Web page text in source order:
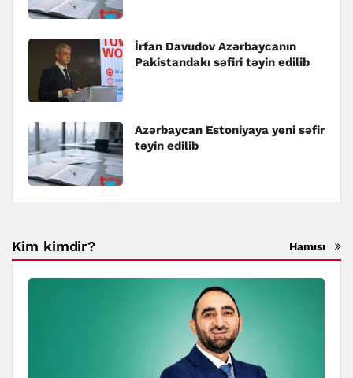
İrfan Davudov Azərbaycanın
Pakistandakı səfiri təyin edilib
Azərbaycan Estoniyaya yeni səfir
təyin edilib
Kim kimdir? Hamısı